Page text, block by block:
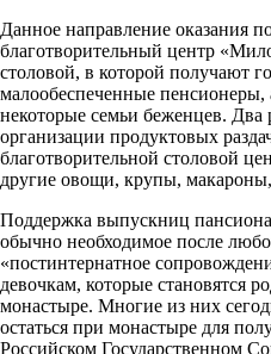
Данное направление оказания
благотворительный центр
столовой, в которой получают
малообеспеченные
некоторые семьи беженцев. Два
организации продуктовых
благотворительной столовой
другие овощи, крупы,
Поддержка выпускниц
обычно необходимое после
«постинтернатное
девочкам, которые становятся
монастыре. Многие из них
остаться при монастыре для
Российском Государственном